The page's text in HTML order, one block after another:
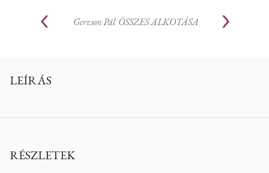
Gerzson Pál ÖSSZES ALKOTÁSA
LEÍRÁS
RÉSZLETEK